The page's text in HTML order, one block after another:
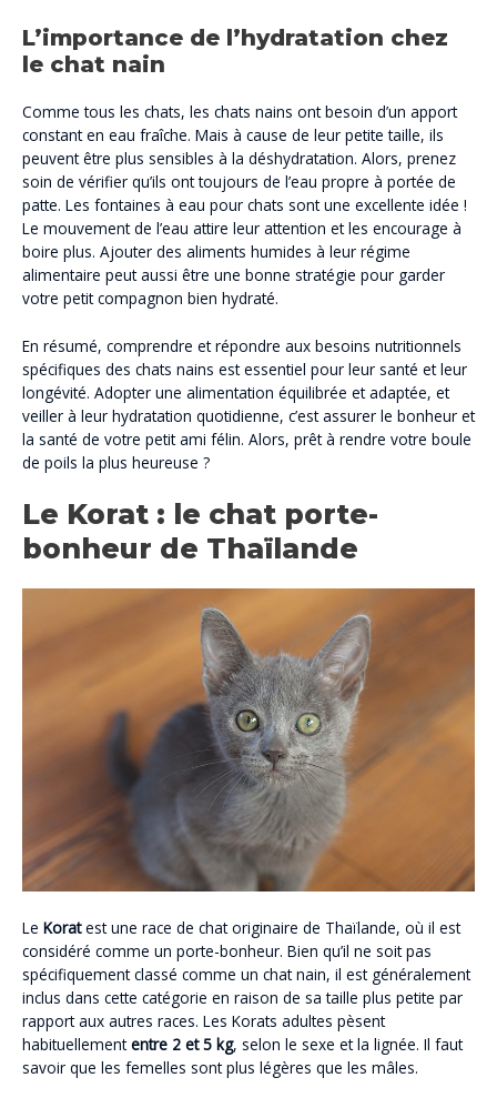
L’importance de l’hydratation chez
le chat nain
Comme tous les chats, les chats nains ont besoin d’un apport
constant en eau fraîche. Mais à cause de leur petite taille, ils
peuvent être plus sensibles à la déshydratation. Alors, prenez
soin de vérifier qu’ils ont toujours de l’eau propre à portée de
patte. Les fontaines à eau pour chats sont une excellente idée !
Le mouvement de l’eau attire leur attention et les encourage à
boire plus. Ajouter des aliments humides à leur régime
alimentaire peut aussi être une bonne stratégie pour garder
votre petit compagnon bien hydraté.
En résumé, comprendre et répondre aux besoins nutritionnels
spécifiques des chats nains est essentiel pour leur santé et leur
longévité. Adopter une alimentation équilibrée et adaptée, et
veiller à leur hydratation quotidienne, c’est assurer le bonheur et
la santé de votre petit ami félin. Alors, prêt à rendre votre boule
de poils la plus heureuse ?
Le Korat : le chat porte-
bonheur de Thaïlande
Le Koratest une race de chat originaire de Thaïlande, où il est
considéré comme un porte-bonheur. Bien qu’il ne soit pas
spécifiquement classé comme un chat nain, il est généralement
inclus dans cette catégorie en raison de sa taille plus petite par
rapport aux autres races. Les Korats adultes pèsent
habituellemententre 2 et 5 kg, selon le sexe et la lignée. Il faut
savoir que les femelles sont plus légères que les mâles.